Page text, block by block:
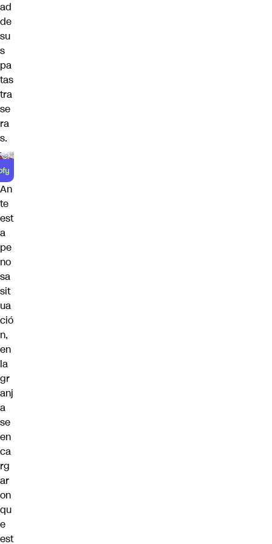
ad
de
su
s
pa
tas
tra
se
ra
s.
An
te
est
a
pe
no
sa
sit
ua
ció
n,
en
la
gr
anj
a
se
en
ca
rg
ar
on
qu
e
est